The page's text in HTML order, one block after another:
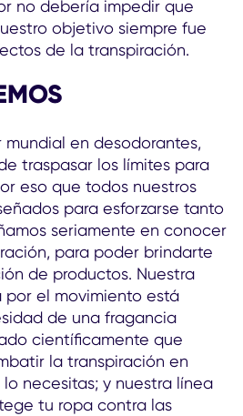
no debería impedir que
objetivo siempre fue
de la transpiración.
en desodorantes,
traspasar los límites para
eso que todos nuestros
para esforzarse tanto
seriamente en conocer
para poder brindarte
de productos. Nuestra
el movimiento está
de una fragancia
científicamente que
la transpiración en
necesitas; y nuestra línea
tu ropa contra las